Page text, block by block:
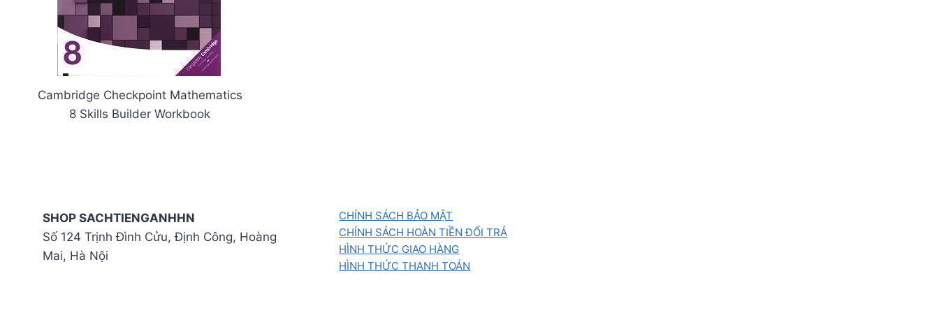
Cambridge Checkpoint Mathematics
8 Skills Builder Workbook
SHOP SACHTIENGANHHN
Số 124 Trịnh Đình Cửu, Định Công, Hoàng
Mai, Hà Nội
CHÍNH SÁCH BẢO MẬT
CHÍNH SÁCH HOÀN TIỀN ĐỔI TRẢ
HÌNH THỨC GIAO HÀNG
HÌNH THỨC THANH TOÁN